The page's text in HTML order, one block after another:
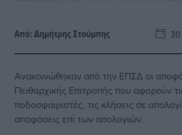
Από:Δημήτρης Στούμπης
Ανακοινώθηκαν από την ΕΠΣΔ οι
Πειθαρχικής Επιτροπής που αφορούν
ποδοσφαιριστές, τις κλήσεις σε
αποφάσεις επί των απολογιών.